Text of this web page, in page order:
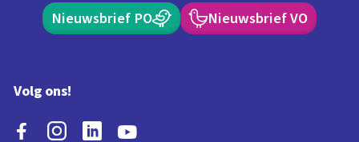
Nieuwsbrief PO Nieuwsbrief VO
Volg ons!